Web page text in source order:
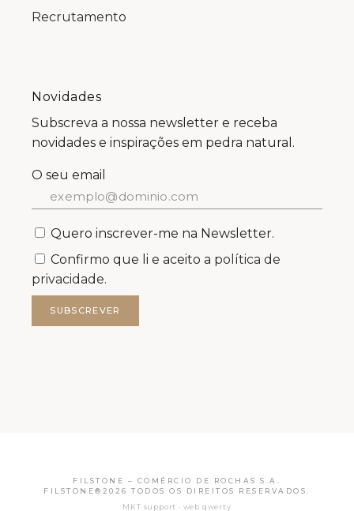
Recrutamento
Novidades
Subscreva a nossa newsletter e receba
novidades e inspirações em pedra natural.
O seu email
Quero inscrever-me na Newsletter.
Confirmo que li e aceito a política de
privacidade.
SUBSCREVER
FILSTONE – COMÉRCIO DE ROCHAS S.A.
FILSTONE®2026 TODOS OS DIREITOS RESERVADOS.
MKT support · web qwerty